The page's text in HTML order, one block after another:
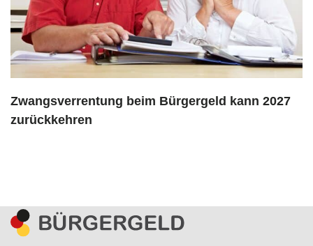
Zwangsverrentung beim Bürgergeld kann 2027
zurückkehren